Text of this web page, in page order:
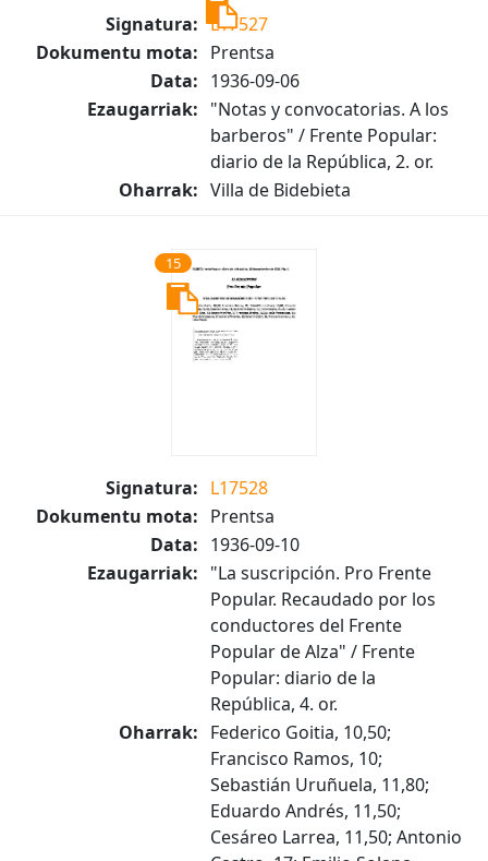
Signatura: L17527
Dokumentu mota: Prentsa
Data: 1936-09-06
Ezaugarriak: "Notas y convocatorias. A los
barberos" / Frente Popular:
diario de la República, 2. or.
Oharrak: Villa de Bidebieta
15
Signatura: L17528
Dokumentu mota: Prentsa
Data: 1936-09-10
Ezaugarriak: "La suscripción. Pro Frente
Popular. Recaudado por los
conductores del Frente
Popular de Alza" / Frente
Popular: diario de la
República, 4. or.
Oharrak: Federico Goitia, 10,50;
Francisco Ramos, 10;
Sebastián Uruñuela, 11,80;
Eduardo Andrés, 11,50;
Cesáreo Larrea, 11,50; Antonio